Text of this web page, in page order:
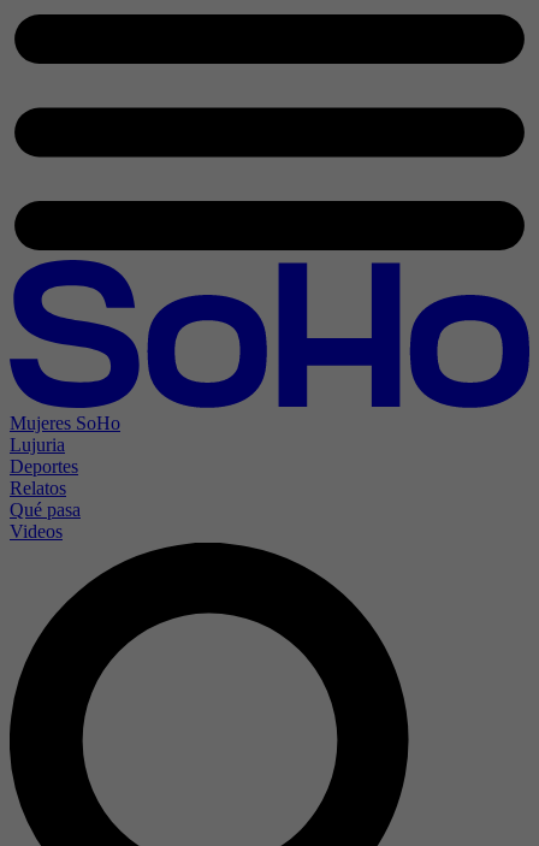
Mujeres SoHo
Lujuria
Deportes
Relatos
Qué pasa
Videos